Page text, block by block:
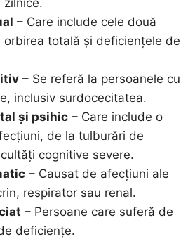
– Care include cele două
orbirea totală și deficiențele de
– Se referă la persoanele cu
inclusiv surdocecitatea.
și psihic– Care include o
de la tulburări de
cognitive severe.
– Causat de afecțiuni ale
respirator sau renal.
– Persoane care suferă de
deficiențe.